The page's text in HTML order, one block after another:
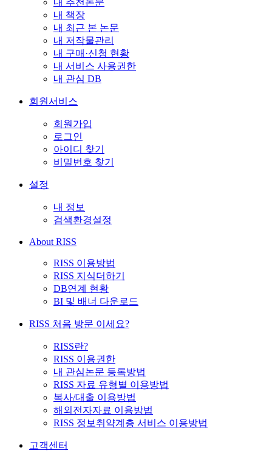
내 추천논문
내 책장
내 최근 본 논문
내 저작물관리
내 구매·신청 현황
내 서비스 사용권한
내 관심 DB
회원서비스
회원가입
로그인
아이디 찾기
비밀번호 찾기
설정
내 정보
검색환경설정
About RISS
RISS 이용방법
RISS 지식더하기
DB연계 현황
BI 및 배너 다운로드
RISS 처음 방문 이세요?
RISS란?
RISS 이용권한
내 관심논문 등록방법
RISS 자료 유형별 이용방법
복사/대출 이용방법
해외전자자료 이용방법
RISS 정보취약계층 서비스 이용방법
고객센터